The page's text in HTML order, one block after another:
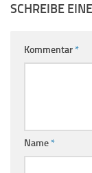
SCHREIBE
Kommentar*
Name*